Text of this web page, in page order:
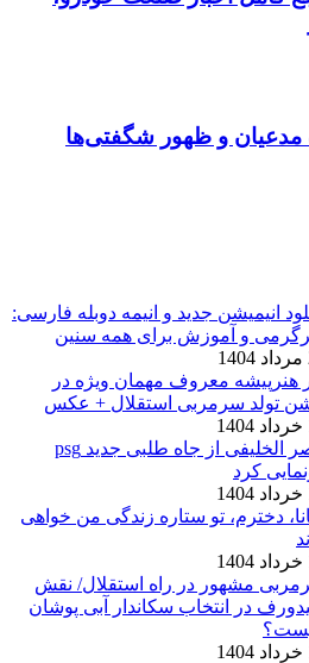
انیمیشن جدید و انیمه دوبله فارسی:
و آموزش برای همه سنین
هنرپیشه معروف مهمان ویژه در
تولد سرمربی استقلال + عکس
ناصر الخلیفی از جاه طلبی جدید psg
کرد
دخترم، تو ستاره زندگی من خواهی
مشهور در راه استقلال/ نقش
در انتخاب سکاندار آبی پوشان